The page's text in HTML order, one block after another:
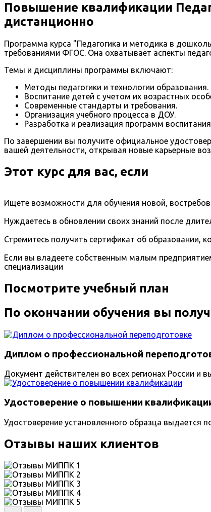
Повышение квалификации
дистанционно
Программа курса "Педагогика и методика в
требованиями ФГОС. Она охватывает аспекты
Темы и дисциплины программы включают:
Методы педагогики и технологии образования.
Воспитание детей с учетом их возрастных
Современные стандарты и требования.
Организация учебного процесса в ДОУ.
Разработка и реализация программ
По завершении вы получите официальное
вашей деятельности, открывая новые карьерные
Этот курс для вас, если
Ищете возможности для обучения новой,
Нуждаетесь в обновлении своих знаний после
Стремитесь получить сертификат об
Если вы владеете собственным малым
специализации
Посмотрите учебный план
По окончании обучения вы
Диплом о профессиональной
Документ действителен во всех регионах России
Удостоверение о повышении
Удостоверение установленного образца выдается
Отзывы наших клиентов